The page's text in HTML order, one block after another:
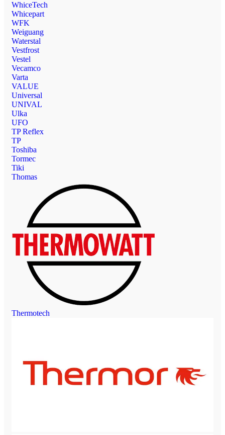
WhiceTech
Whicepart
WFK
Weiguang
Waterstal
Vestfrost
Vestel
Vecamco
Varta
VALUE
Universal
UNIVAL
Ulka
UFO
TP Reflex
TP
Toshiba
Tormec
Tiki
Thomas
Thermotech